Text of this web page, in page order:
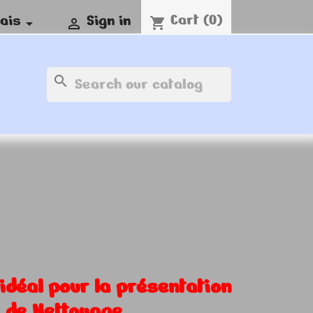
  Sign in shopping_cart Cart (0)
search
pour la présentation